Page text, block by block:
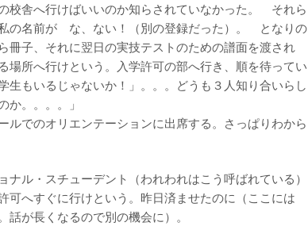
校舎へ行けばいいのか知らされていなかった。 それら
の名前が な、ない！（別の登録だった）。 となりの
冊子、それに翌日の実技テストのための譜面を渡され
場所へ行けという。入学許可の部へ行き、順を待ってい
生もいるじゃないか！」。。。どうも３人知り合いらし
か。。。。」
ルでのオリエンテーションに出席する。さっぱりわから
ナル・スチューデント（われわれはこう呼ばれている）
可へすぐに行けという。昨日済ませたのに（ここには
話が長くなるので別の機会に）。